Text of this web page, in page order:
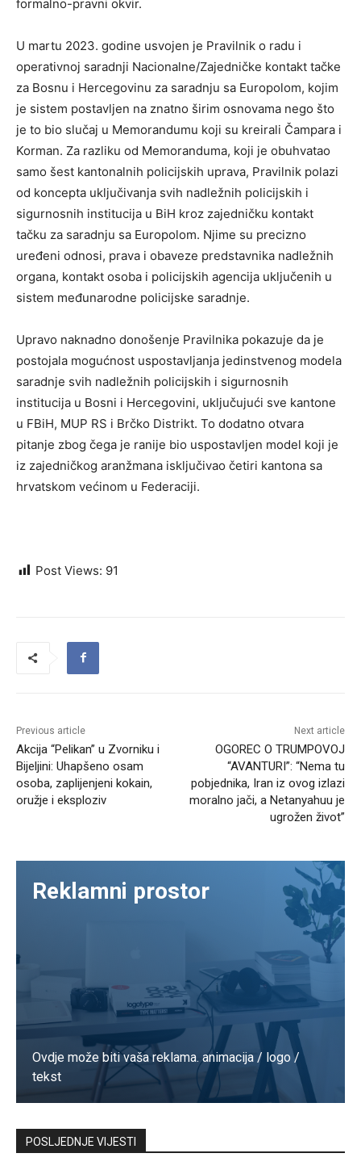
formalno-pravni okvir.
U martu 2023. godine usvojen je Pravilnik o radu i
operativnoj saradnji Nacionalne/Zajedničke kontakt tačke
za Bosnu i Hercegovinu za saradnju sa Europolom, kojim
je sistem postavljen na znatno širim osnovama nego što
je to bio slučaj u Memorandumu koji su kreirali Čampara i
Korman. Za razliku od Memoranduma, koji je obuhvatao
samo šest kantonalnih policijskih uprava, Pravilnik polazi
od koncepta uključivanja svih nadležnih policijskih i
sigurnosnih institucija u BiH kroz zajedničku kontakt
tačku za saradnju sa Europolom. Njime su precizno
uređeni odnosi, prava i obaveze predstavnika nadležnih
organa, kontakt osoba i policijskih agencija uključenih u
sistem međunarodne policijske saradnje.
Upravo naknadno donošenje Pravilnika pokazuje da je
postojala mogućnost uspostavljanja jedinstvenog modela
saradnje svih nadležnih policijskih i sigurnosnih
institucija u Bosni i Hercegovini, uključujući sve kantone
u FBiH, MUP RS i Brčko Distrikt. To dodatno otvara
pitanje zbog čega je ranije bio uspostavljen model koji je
iz zajedničkog aranžmana isključivao četiri kantona sa
hrvatskom većinom u Federaciji.
Post Views: 91
Previous article
Akcija “Pelikan” u Zvorniku i
Bijeljini: Uhapšeno osam
osoba, zaplijenjeni kokain,
oružje i eksploziv
Next article
OGOREC O TRUMPOVOJ
“AVANTURI”: “Nema tu
pobjednika, Iran iz ovog izlazi
moralno jači, a Netanyahuu je
ugrožen život”
Reklamni prostor
Ovdje može biti vaša reklama. animacija / logo /
tekst
Kontaktirajte nas
POSLJEDNJE VIJESTI